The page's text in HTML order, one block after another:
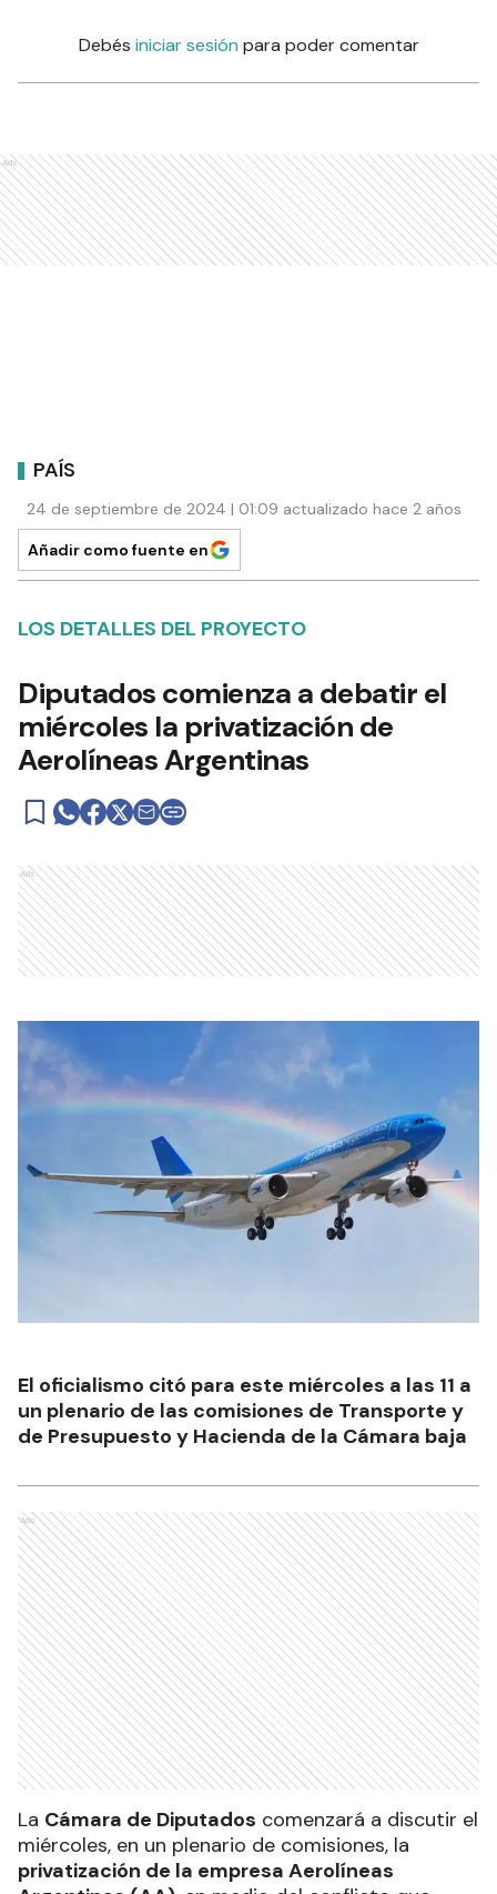
Debés iniciar sesión para poder comentar
Ads
PAÍS
24 de septiembre de 2024 | 01:09 actualizado hace 2 años
Añadir como fuente en
LOS DETALLES DEL PROYECTO
Diputados comienza a debatir el
miércoles la privatización de
Aerolíneas Argentinas
Ads
El oficialismo citó para este miércoles a las 11 a
un plenario de las comisiones de Transporte y
de Presupuesto y Hacienda de la Cámara baja
Ads
La Cámara de Diputados comenzará a discutir el
miércoles, en un plenario de comisiones, la
privatización de la empresa Aerolíneas